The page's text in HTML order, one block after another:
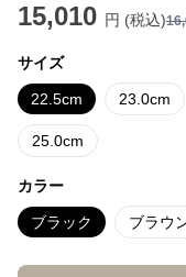
15,010 円 (税込)
サイズ
22.5cm 23.0cm
25.0cm
カラー
ブラック ブラウ